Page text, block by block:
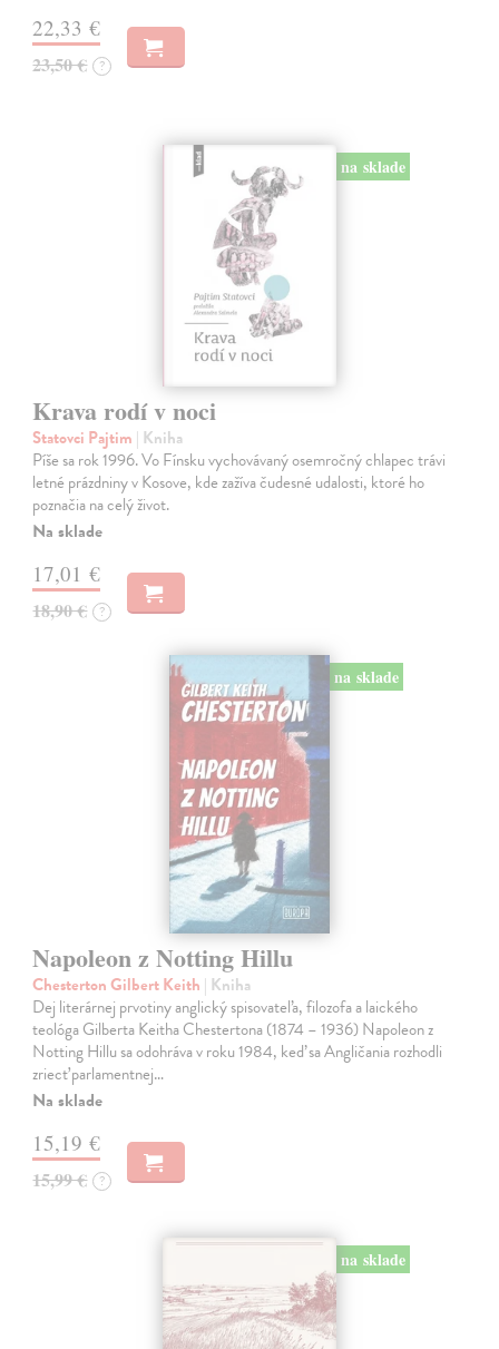
22,33 €
23,50 € ?
na sklade
Krava rodí v noci
Statovci Pajtim | Kniha
Píše sa rok 1996. Vo Fínsku vychovávaný osemročný chlapec trávi
letné prázdniny v Kosove, kde zažíva čudesné udalosti, ktoré ho
poznačia na celý život.
Na sklade
17,01 €
18,90 € ?
na sklade
Napoleon z Notting Hillu
Chesterton Gilbert Keith | Kniha
Dej literárnej prvotiny anglický spisovateľa, filozofa a laického
teológa Gilberta Keitha Chestertona (1874 – 1936) Napoleon z
Notting Hillu sa odohráva v roku 1984, keď sa Angličania rozhodli
zriecť parlamentnej…
Na sklade
15,19 €
15,99 € ?
na sklade